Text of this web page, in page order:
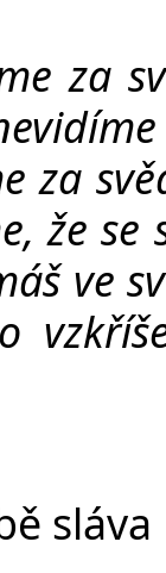
za
za
že
ve
sláva